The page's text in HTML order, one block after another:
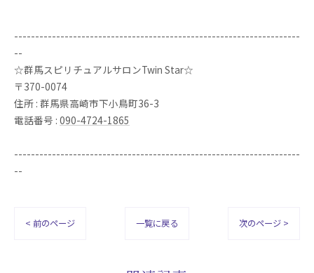
--------------------------------------------------------------------
--
☆群馬スピリチュアルサロンTwin Star☆
〒370-0074
住所 : 群馬県高崎市下小鳥町36-3
電話番号 : 090-4724-1865
--------------------------------------------------------------------
--
< 前のページ 一覧に戻る 次のページ >